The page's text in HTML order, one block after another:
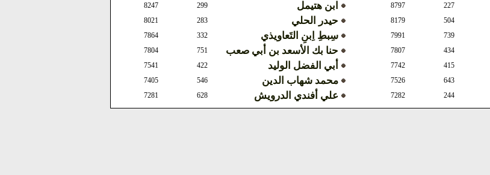
227
8797 ابن هتيمل 299
8247
504
8179 حيدر الحلي 283
8021
739
7991 سِبطِ اِبنِ التَعاويذي 332
7864
434
7807 حنا بك الأسعد بن أبي صعب 751
7804
415
7742 أبي الفضل الوليد 422
7541
643
7526 محمد شهاب الدين 546
7405
244
7282 علي أفندي الدرويش 628
7281